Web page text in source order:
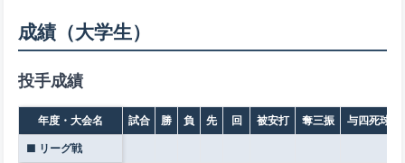
成績（大学生）
投手成績
年度・大会名 試合 勝 負 先 回 被安打 奪三振 与四死球
■ リーグ戦